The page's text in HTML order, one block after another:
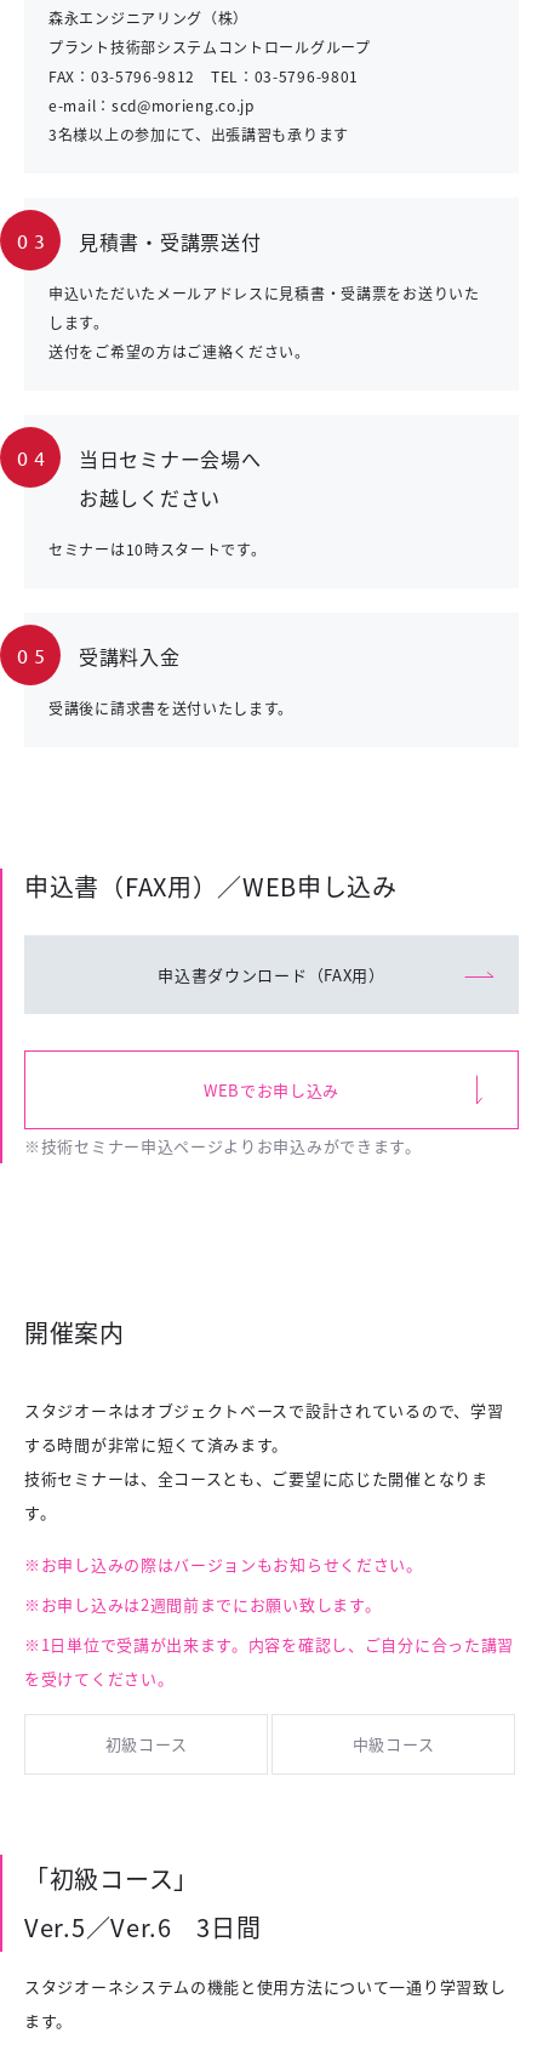
森永エンジニアリング（株）
プラント技術部システムコントロールグループ
FAX：03-5796-9812 TEL：03-5796-9801
e-mail：scd@morieng.co.jp
3名様以上の参加にて、出張講習も承ります
03 見積書・受講票送付
申込いただいたメールアドレスに見積書・受講票をお送りいた
します。
送付をご希望の方はご連絡ください。
04
当日セミナー会場へ
お越しください
セミナーは10時スタートです。
05 受講料入金
受講後に請求書を送付いたします。
申込書（FAX用）／WEB申し込み
申込書ダウンロード（FAX用）
WEBでお申し込み
※技術セミナー申込ページよりお申込みができます。
開催案内
スタジオーネはオブジェクトベースで設計されているので、学習
する時間が非常に短くて済みます。
技術セミナーは、全コースとも、ご要望に応じた開催となりま
す。
※お申し込みの際はバージョンもお知らせください。
※お申し込みは2週間前までにお願い致します。
※1日単位で受講が出来ます。内容を確認し、ご自分に合った講習
を受けてください。
初級コース 中級コース
「初級コース」
Ver.5／Ver.6 3日間
スタジオーネシステムの機能と使用方法について一通り学習致し
ます。